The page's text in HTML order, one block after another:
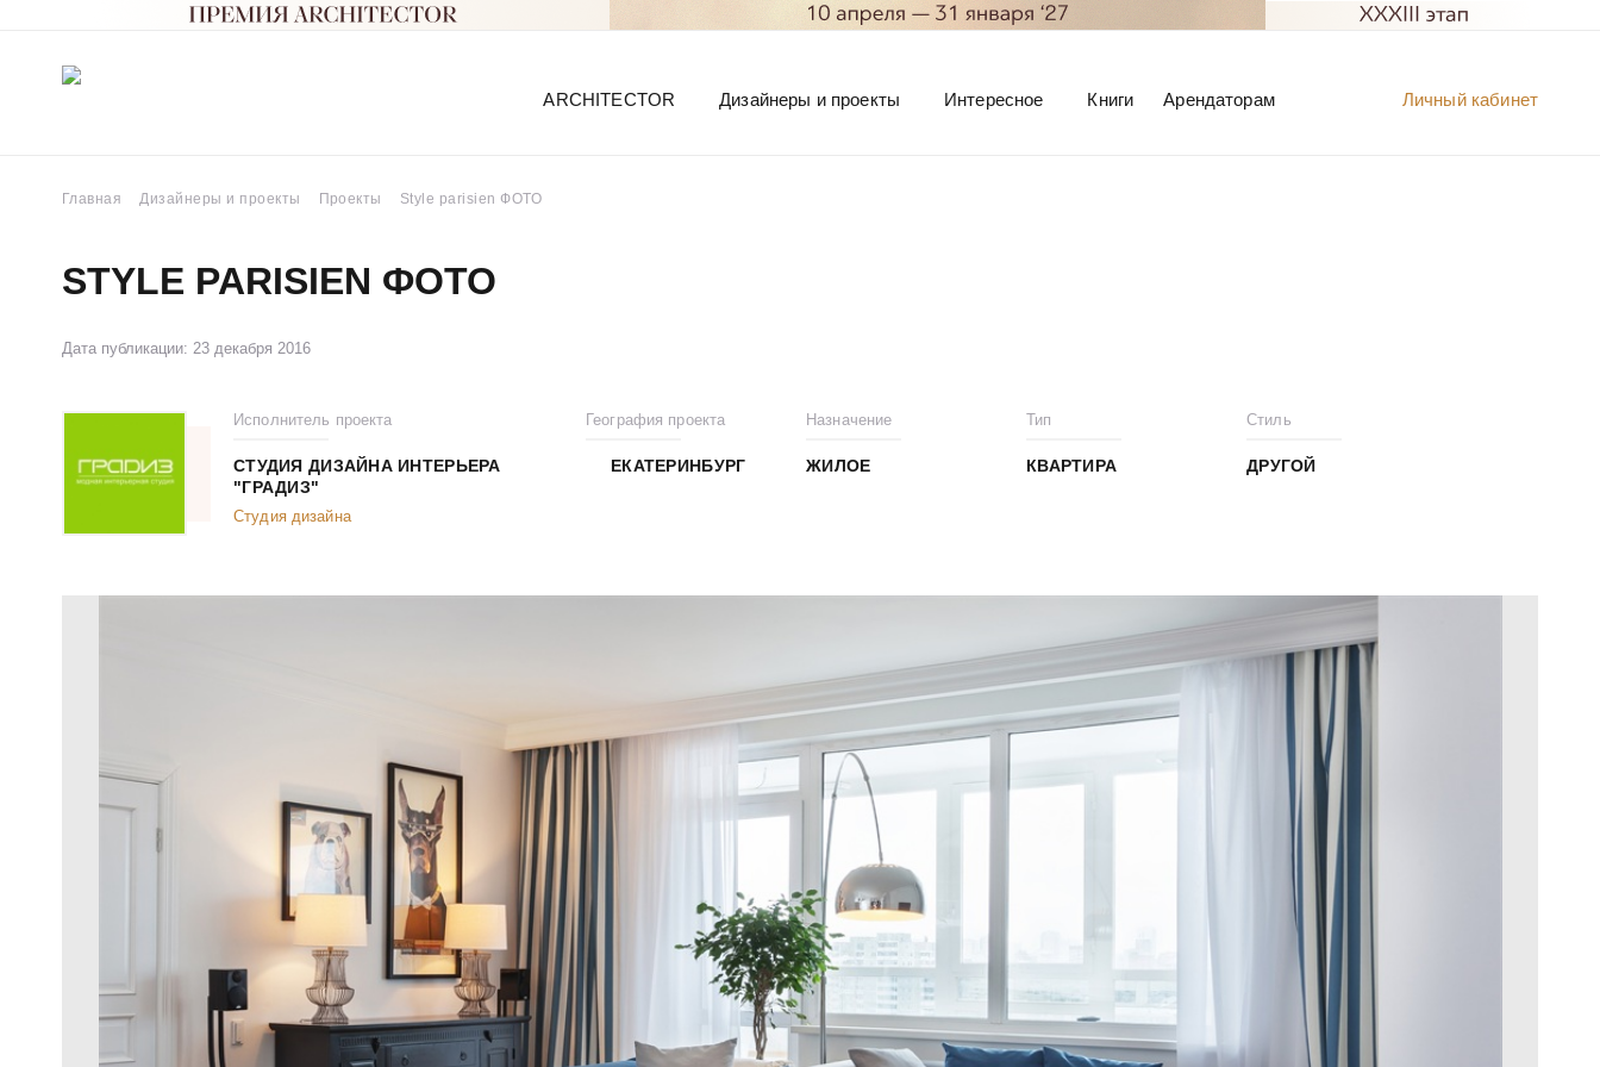
Личный кабинет
ARCHITECTOR Дизайнеры и проекты Интересное Книги Арендаторам
Главная Дизайнеры и проекты Проекты Style parisien ФОТО
STYLE PARISIEN ФОТО
Дата публикации: 23 декабря 2016
Исполнитель проекта
СТУДИЯ ДИЗАЙНА ИНТЕРЬЕРА
"ГРАДИЗ"
Студия дизайна
География проекта
ЕКАТЕРИНБУРГ
Назначение
ЖИЛОЕ
Тип
КВАРТИРА
Стиль
ДРУГОЙ